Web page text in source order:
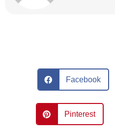
Facebook
Pinterest